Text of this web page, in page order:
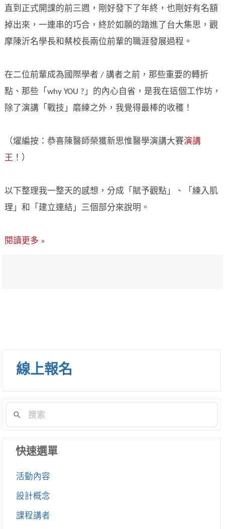
直到正式開課的前三週，剛好發下了年終，也剛好有名額
掉出來，一連串的巧合，終於如願的踏進了台大集思，觀
摩陳沂名學長和蔡校長兩位前輩的職涯發展過程。
在二位前輩成為國際學者 / 講者之前，那些重要的轉折
點、那些「why YOU ?」的內心自省，是我在這個工作坊，
除了演講「戰技」磨練之外，我覺得最棒的收穫！
（燿編按：恭喜陳醫師榮獲新思惟醫學演講大賽演講
王 ！）
以下整理我一整天的感想，分成「賦予觀點」、「練入肌
理」和「建立連結」三個部分來說明。
閱讀更多 »
線上報名
快速選單
活動內容
設計概念
課程講者